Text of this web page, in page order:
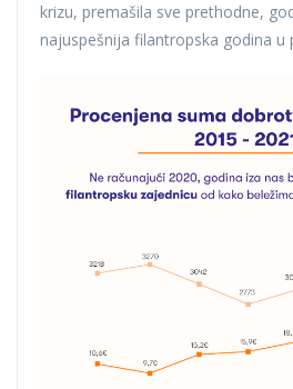
krizu, premašila sve prethodne,
najuspešnija filantropska godina u